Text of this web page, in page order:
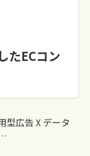
たECコン
型広告 X データ